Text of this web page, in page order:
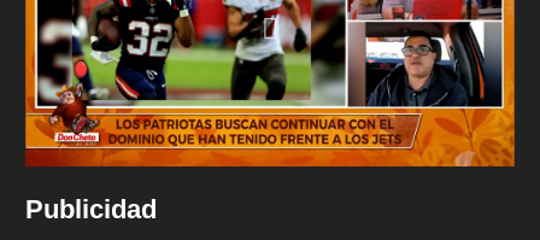
Publicidad